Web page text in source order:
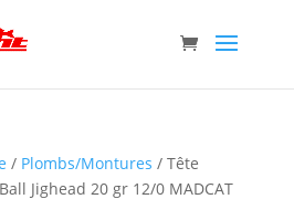
/ Plombs/Montures / Tête
Jighead 20 gr 12/0 MADCAT